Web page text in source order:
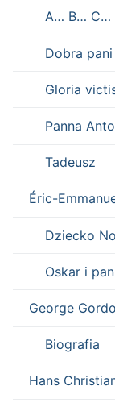
A… B… C…
Dobra pani
Gloria
Panna
Tadeusz
Éric-
Dziecko
Oskar i
George
Biografia
Hans